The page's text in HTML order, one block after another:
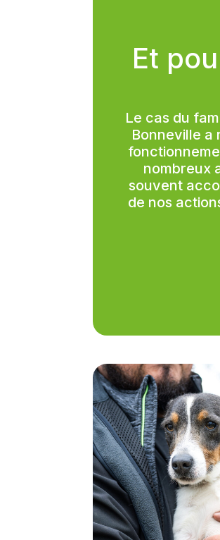
Et
Le cas du
Bonneville a
nombreux
souvent
de nos